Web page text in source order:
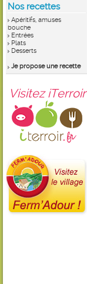
Nos recettes
Apéritifs, amuses
bouche
Entrées
Plats
Desserts
Je propose une recette
Visitez iTerroir